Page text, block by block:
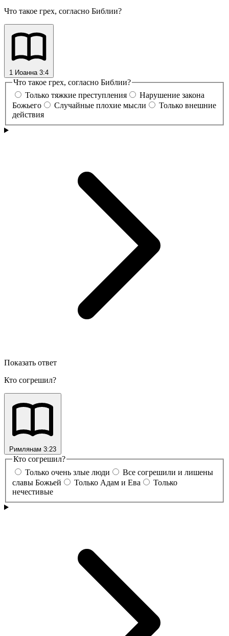
Что такое грех, согласно Библии?
1 Иоанна 3:4
Что такое грех, согласно Библии?
Только тяжкие преступления
Нарушение закона
Божьего
Случайные плохие мысли
Только внешние
действия
Показать ответ
Кто согрешил?
Римлянам 3:23
Кто согрешил?
Только очень злые люди
Все согрешили и лишены
славы Божьей
Только Адам и Ева
Только
нечестивые